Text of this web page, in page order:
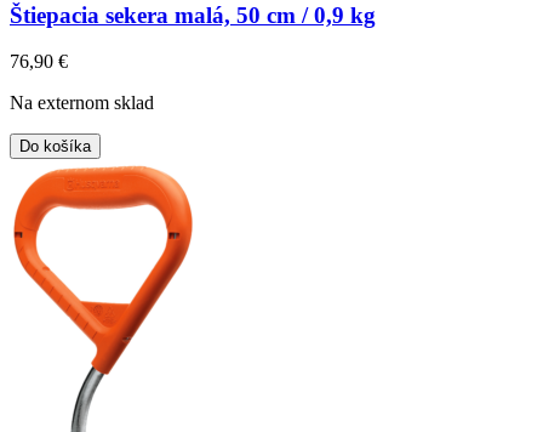
Štiepacia sekera malá, 50 cm / 0,9 kg
76,90 €
Na externom sklad
Do košíka